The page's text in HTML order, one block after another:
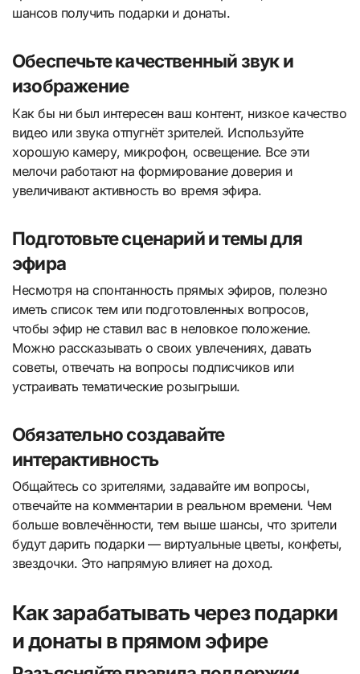
шансов получить подарки и донаты.
Обеспечьте качественный звук и
изображение
Как бы ни был интересен ваш контент, низкое качество
видео или звука отпугнёт зрителей. Используйте
хорошую камеру, микрофон, освещение. Все эти
мелочи работают на формирование доверия и
увеличивают активность во время эфира.
Подготовьте сценарий и темы для
эфира
Несмотря на спонтанность прямых эфиров, полезно
иметь список тем или подготовленных вопросов,
чтобы эфир не ставил вас в неловкое положение.
Можно рассказывать о своих увлечениях, давать
советы, отвечать на вопросы подписчиков или
устраивать тематические розыгрыши.
Обязательно создавайте
интерактивность
Общайтесь со зрителями, задавайте им вопросы,
отвечайте на комментарии в реальном времени. Чем
больше вовлечённости, тем выше шансы, что зрители
будут дарить подарки — виртуальные цветы, конфеты,
звездочки. Это напрямую влияет на доход.
Как зарабатывать через подарки
и донаты в прямом эфире